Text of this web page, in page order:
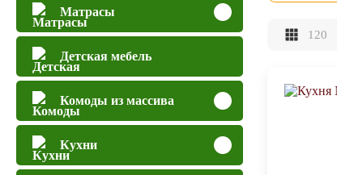
Матрасы
Детская мебель
Комоды из массива
Кухни
120